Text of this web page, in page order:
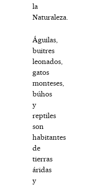
la
Naturaleza.
Águilas,
buitres
leonados,
gatos
monteses,
búhos
y
reptiles
son
habitantes
de
tierras
áridas
y